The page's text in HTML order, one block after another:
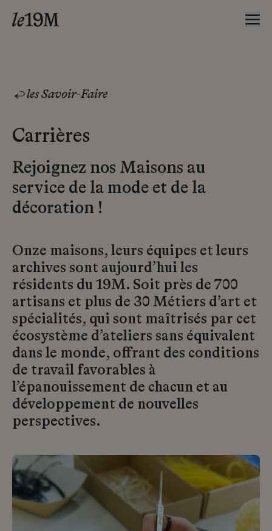
les Savoir-Faire
Carrières
Rejoignez nos Maisons au
service de la mode et de la
décoration !
Onze maisons, leurs équipes et leurs
archives sont aujourd’hui les
résidents du 19M. Soit près de 700
artisans et plus de 30 Métiers d’art et
spécialités, qui sont maîtrisés par cet
écosystème d’ateliers sans équivalent
dans le monde, offrant des conditions
de travail favorables à
l’épanouissement de chacun et au
développement de nouvelles
perspectives.